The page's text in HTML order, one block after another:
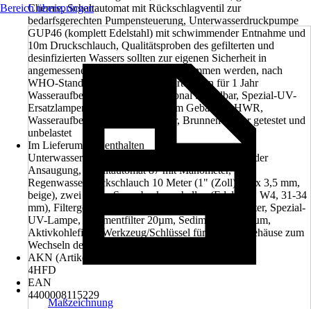
Chemie, Schaltautomat mit Rückschlagventil zur
bedarfsgerechten Pumpensteuerung, Unterwasserdruckpumpe
GUP46 (komplett Edelstahl) mit schwimmender Entnahme und
10m Druckschlauch, Qualitätsproben des gefilterten und
desinfizierten Wassers sollten zur eigenen Sicherheit in
angemessenen Zeitabständen vorgenommen werden, nach
WHO-Standard, Set Ersatzfilterkartuschen für 1 Jahr
Wasseraufbereitung maximal optional bestellbar, Spezial-UV-
Ersatzlampen jährlich wechseln, Im Gebäude / HWR,
Wasseraufbereitung, Regenwasser, Brunnenwasser getestet und
unbelastet
Im Lieferumfang enthalten
Unterwasserdruckpumpe GUP 46 inkl. schwimmender
Ansaugung, Schaltautomat 87 mit Manometer,
Regenwasserdruckschlauch 10 Meter (1" (Zoll), 25 x 3,5 mm,
beige), zwei Super-Spannbackenschellen (Edelstahl, W4, 31-34
mm), Filtergehäuse für Sediment- und Aktivkohlefilter, Spezial-
UV-Lampe, Sedimentfilter 20µm, Sedimentfilter 10µm,
Aktivkohlefilter, Werkzeug/Schlüssel für die Filtergehäuse zum
Wechseln der Filter
AKN (Artikelkurznummer)
4HFD
EAN
4400008115229
Bereich überspringen
Maßzeichnung